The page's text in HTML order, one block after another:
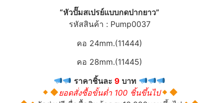
“หัวปั๊มสเปรย์แบบกดปากยาว”
รหัสสินค้า : Pump0037
คอ 24mm.(11444)
คอ 28mm.(11445)
ราคาชิ้นละ 9 บาท
ยอดสั่งซื้อขั้นต่ำ 100 ชิ้นขึ้นไป